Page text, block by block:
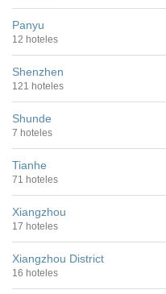
Panyu
12 hoteles
Shenzhen
121 hoteles
Shunde
7 hoteles
Tianhe
71 hoteles
Xiangzhou
17 hoteles
Xiangzhou District
16 hoteles